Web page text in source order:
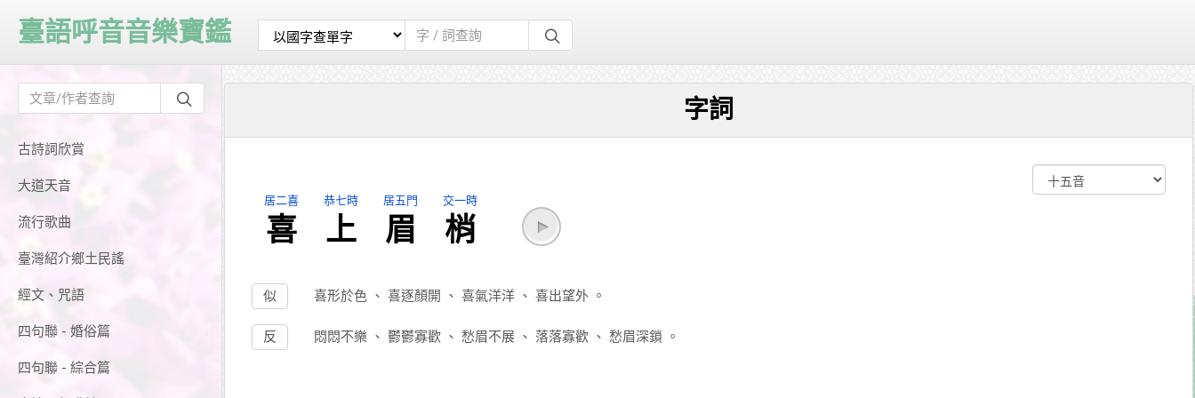
古詩詞欣賞
大道天音
流行歌曲
臺灣紹介鄉土民謠
經文、咒語
四句聯 - 婚俗篇
四句聯 - 綜合篇
臺語呼音音樂寶鑑
字詞
居二喜
喜
恭七時
上
居五門
眉
交一時
梢
喜形於色 、 喜逐顏開 、 喜氣洋洋 、 喜出望外 。
似
悶悶不樂 、 鬱鬱寡歡 、 愁眉不展 、 落落寡歡 、 愁眉深鎖 。
反